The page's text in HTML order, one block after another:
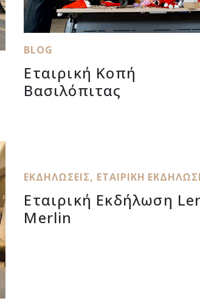
BLOG
Εταιρική Κοπή
Βασιλόπιτας
ΕΚΔΗΛΏΣΕΙΣ, ΕΤΑΙΡΙΚΉ
Εταιρική Εκδήλωση
Merlin